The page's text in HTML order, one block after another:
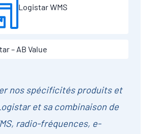
Logistar WMS
– AB Value
nos spécificités produits et
et sa combinaison de
radio-fréquences, e-